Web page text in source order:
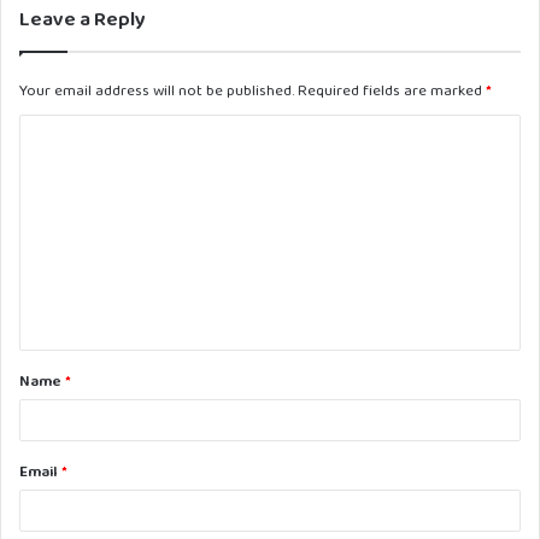
Leave a Reply
Your email address will not be published.Required fields are marked *
t
*Name *
Email *